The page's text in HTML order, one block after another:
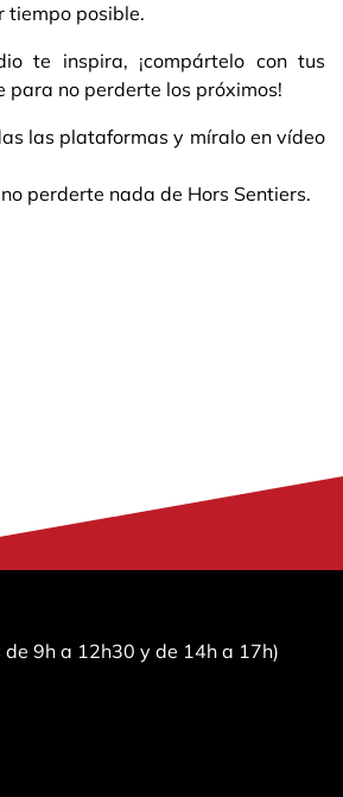
tiempo posible.
te inspira, ¡compártelo con tus
para no perderte los próximos!
las plataformas y míralo en vídeo
perderte nada de Hors Sentiers.
de 9h a 12h30 y de 14h a 17h)